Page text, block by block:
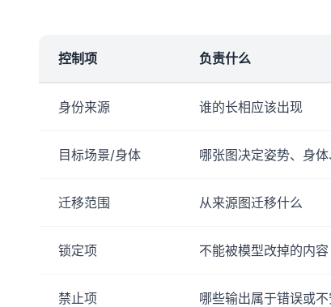
控制项 负责什么
身份来源 谁的长相应该出现
目标场景/身体 哪张图决定姿势、身
迁移范围 从来源图迁移什么
锁定项 不能被模型改掉的内容
禁止项 哪些输出属于错误或